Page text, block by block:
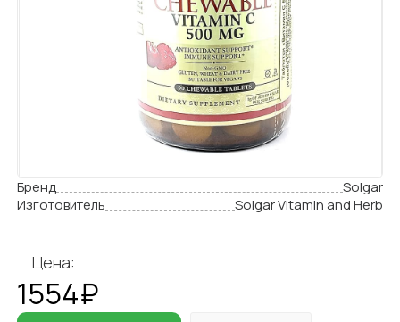
Бренд
Solgar
Изготовитель
Solgar Vitamin and Herb
Цена:
1554₽